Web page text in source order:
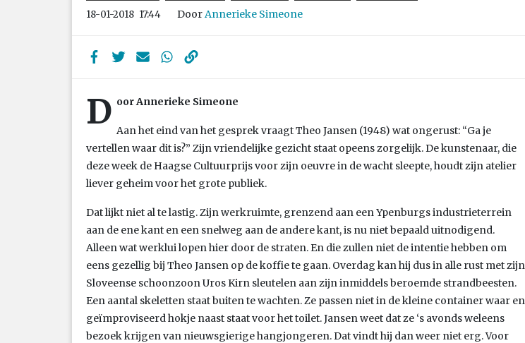
18-01-2018 17:44 Door Annerieke Simeone
D oor Annerieke Simeone
Aan het eind van het gesprek vraagt Theo Jansen (1948) wat ongerust: “Ga je
vertellen waar dit is?” Zijn vriendelijke gezicht staat opeens zorgelijk. De kunstenaar, die
deze week de Haagse Cultuurprijs voor zijn oeuvre in de wacht sleepte, houdt zijn atelier
liever geheim voor het grote publiek.
Dat lijkt niet al te lastig. Zijn werkruimte, grenzend aan een Ypenburgs industrieterrein
aan de ene kant en een snelweg aan de andere kant, is nu niet bepaald uitnodigend.
Alleen wat werklui lopen hier door de straten. En die zullen niet de intentie hebben om
eens gezellig bij Theo Jansen op de koffie te gaan. Overdag kan hij dus in alle rust met zijn
Sloveense schoonzoon Uros Kirn sleutelen aan zijn inmiddels beroemde strandbeesten.
Een aantal skeletten staat buiten te wachten. Ze passen niet in de kleine container waar en
geïmproviseerd hokje naast staat voor het toilet. Jansen weet dat ze ‘s avonds weleens
bezoek krijgen van nieuwsgierige hangjongeren. Dat vindt hij dan weer niet erg. Voor